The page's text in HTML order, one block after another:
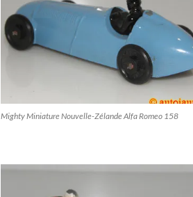
Mighty Miniature Nouvelle-Zélande Alfa Romeo 158